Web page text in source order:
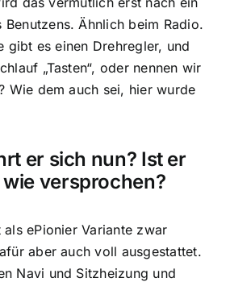
Benutzens. Ähnlich beim Radio.
gibt es einen Drehregler, und
„Tasten“, oder nennen wir
Wie dem auch sei, hier wurde
er sich nun? Ist er
versprochen?
ePionier Variante zwar
aber auch voll ausgestattet.
Navi und Sitzheizung und